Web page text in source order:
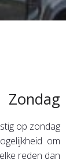
Zondag
op zondag
om
reden dan